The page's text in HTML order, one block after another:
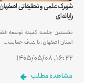
شهرک علمی و تحقیقاتی
رایانه‌ای
نخستین جلسه کمیته توسعه
استان اصفهان، با هدف حمایت…
۱۶:۲۲, ۱۴۰۵/۰۵/۰۸
مشاهده مطلب